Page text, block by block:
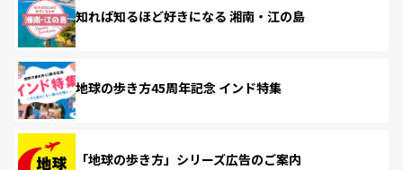
知れば知るほど好きになる 湘南・江の島
地球の歩き方45周年記念 インド特集
「地球の歩き方」シリーズ広告のご案内